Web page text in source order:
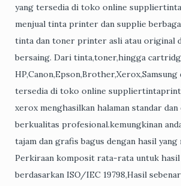
yang tersedia di toko online
menjual tinta printer dan supplie
tinta dan toner printer asli atau original
bersaing. Dari tinta,toner,hingga
HP,Canon,Epson,Brother,Xerox,Samsung
tersedia di toko online
xerox menghasilkan halaman standar dan
berkualitas profesional.kemungkinan
tajam dan grafis bagus dengan hasil yang
Perkiraan komposit rata-rata untuk
berdasarkan ISO/IEC 19798,Hasil